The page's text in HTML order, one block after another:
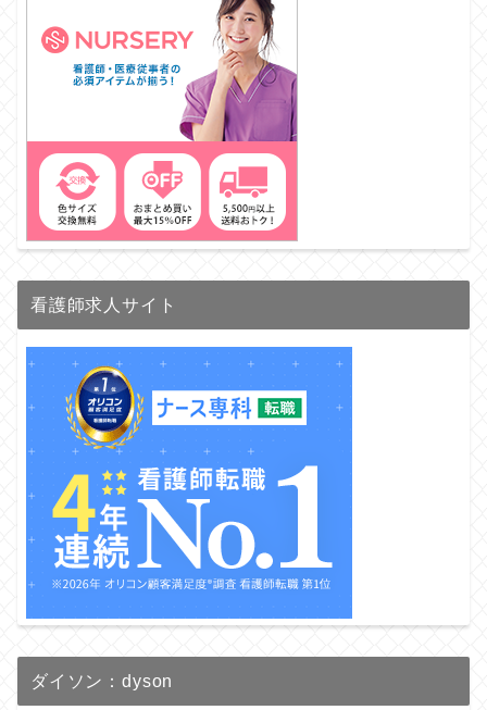
看護師求人サイト
ダイソン：dyson